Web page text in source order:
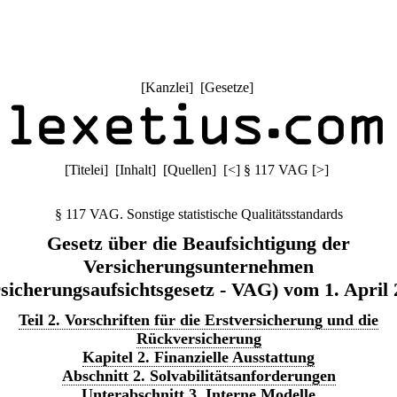
[Kanzlei] [Gesetze]
[Titelei] [Inhalt] [Quellen] [<] § 117 VAG [>]
§ 117 VAG. Sonstige statistische Qualitätsstandards
Gesetz über die Beaufsichtigung der
Versicherungsunternehmen
- VAG) vom 1. April
Teil 2. Vorschriften für die Erstversicherung und die
Rückversicherung
Kapitel 2. Finanzielle Ausstattung
Abschnitt 2. Solvabilitätsanforderungen